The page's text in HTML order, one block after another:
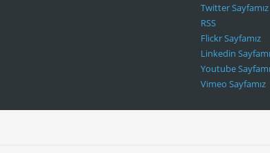
Twitter Sayfamız
RSS
Flickr Sayfamız
Linkedin
Youtube
Vimeo Sayfamız